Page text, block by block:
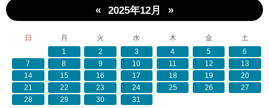
« 2025年12月 »
日 月 火 水 木 金
土
1
2 3 4 5
6
7
8 9 10 11 12
13
14
15 16 17 18 19
20
21
22 23 24 25 26
27
28
29 30 31